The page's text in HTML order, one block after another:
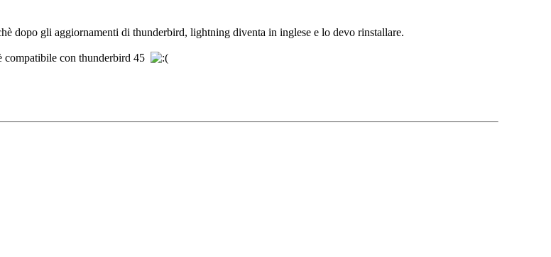
dopo gli aggiornamenti di thunderbird, lightning diventa in inglese e lo devo rinstallare.
compatibile con thunderbird 45